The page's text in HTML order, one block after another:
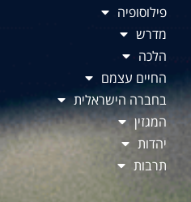
פילוסופיה
מדרש
הלכה
החיים עצמם
בחברה הישראלית
המגזין
יהדות
תרבות